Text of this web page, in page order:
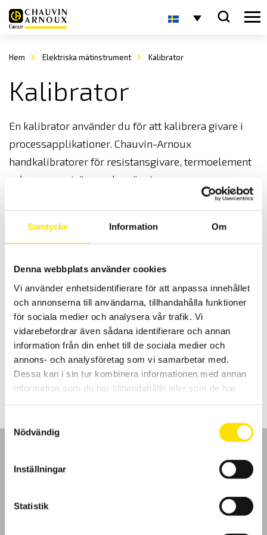
Samtycke Information Om
Denna webbplats använder cookies
Vi använder enhetsidentifierare för att anpassa innehållet
och annonserna till användarna, tillhandahålla funktioner
för sociala medier och analysera vår trafik. Vi
vidarebefordrar även sådana identifierare och annan
information från din enhet till de sociala medier och
annons- och analysföretag som vi samarbetar med.
Dessa kan i sin tur kombinera informationen med annan
information som du har tillhandahållit eller som de har
Nödvändig
Inställningar
Statistik
Hem Elektriska mätinstrument Kalibrator
Kalibrator
En kalibrator använder du för att kalibrera givare i
processapplikationer. Chauvin-Arnoux
handkalibratorer för resistansgivare, termoelement
och processström- och spänning.
CA1621 CA1623 & CA1631 Kalibratorer
Kalibratorer för samtidig simulering och mätning av temperatur
samt mA och V processignaler med 1 µA / 1 µV upplösning.
11,290.00 krPrisintervall:
9,295.00 kr
11,290.00 kr